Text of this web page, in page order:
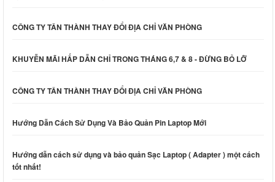
CÔNG TY TÂN THÀNH THAY ĐỔI ĐỊA CHỈ VĂN PHÒNG
KHUYỄN MÃI HẤP DẪN CHỈ TRONG THÁNG 6,7 & 8 - ĐỪNG BỎ LỠ
CÔNG TY TÂN THÀNH THAY ĐỔI ĐỊA CHỈ VĂN PHÒNG
Hướng Dẫn Cách Sử Dụng Và Bảo Quản Pin Laptop Mới
Hướng dẫn cách sử dụng và bảo quản Sạc Laptop ( Adapter ) một cách
tốt nhất!